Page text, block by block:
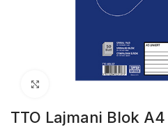
Click to enlarge
TTO Lajmani Blok